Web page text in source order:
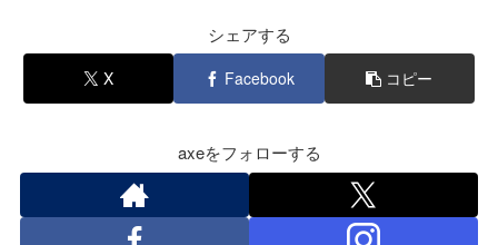
シェアする
X Facebook コピー
axeをフォローする